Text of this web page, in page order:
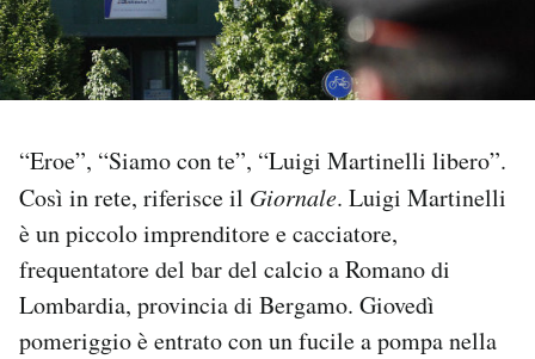
NEWSLETTER
SHOP
CALENDARIO
“Eroe”, “Siamo con te”, “Luigi Martinelli libero”.
Così in rete, riferisce il Giornale. Luigi Martinelli
è un piccolo imprenditore e cacciatore,
frequentatore del bar del calcio a Romano di
Lombardia, provincia di Bergamo. Giovedì
pomeriggio è entrato con un fucile a pompa nella